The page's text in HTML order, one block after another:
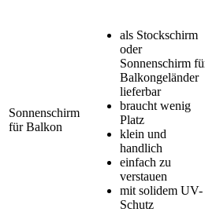
Sonnenschirm
für Balkon
als Stockschirm
oder
Sonnenschirm
Balkongeländer
lieferbar
braucht wenig
Platz
klein und
handlich
einfach zu
verstauen
mit solidem UV-
Schutz